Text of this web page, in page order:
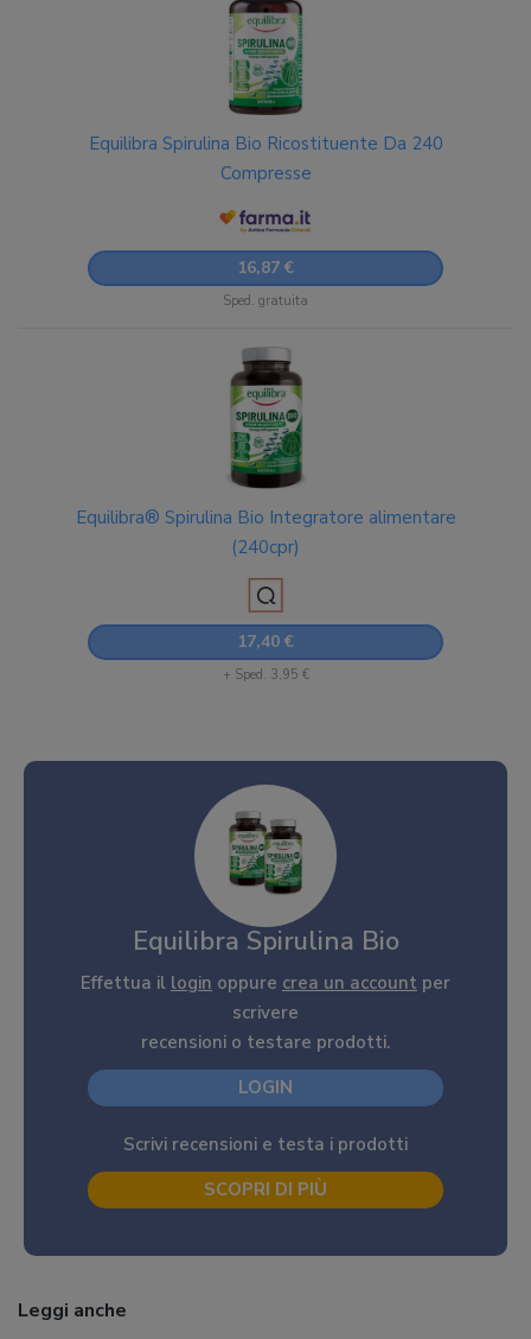
Equilibra Spirulina Bio Ricostituente Da 240
Compresse
16,87 €
Sped. gratuita
Equilibra® Spirulina Bio Integratore alimentare
(240cpr)
17,40 €
+ Sped. 3,95 €
Equilibra Spirulina Bio
Effettua il login oppure crea un account per
scrivere
recensioni o testare prodotti.
LOGIN
Scrivi recensioni e testa i prodotti
SCOPRI DI PIÙ
Leggi anche